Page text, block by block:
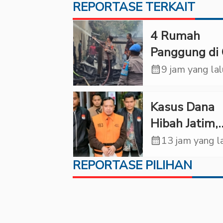
REPORTASE TERKAIT
‎4 Rumah
Panggung di
Ludes
Rp1 Miliar
calendar_month9 jam yang
Kasus Dana
Hibah Jatim,
Siliwangi:
Punya
Jawab Etik-
calendar_month13 jam yang
REPORTASE PILIHAN